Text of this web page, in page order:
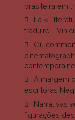
brasileira em
La «
traduire -
Où
À margem
escritoras
Narrativas
figurações